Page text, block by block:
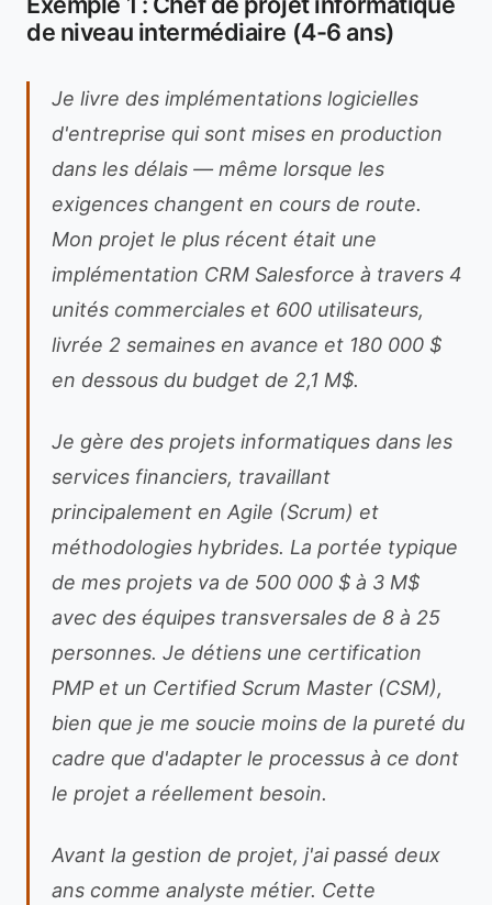
de niveau intermédiaire (4-6 ans)
Je livre des implémentations logicielles
d'entreprise qui sont mises en production
dans les délais — même lorsque les
exigences changent en cours de route.
Mon projet le plus récent était une
implémentation CRM Salesforce à travers 4
unités commerciales et 600 utilisateurs,
livrée 2 semaines en avance et 180 000 $
en dessous du budget de 2,1 M$.
Je gère des projets informatiques dans les
services financiers, travaillant
principalement en Agile (Scrum) et
méthodologies hybrides. La portée typique
de mes projets va de 500 000 $ à 3 M$
avec des équipes transversales de 8 à 25
personnes. Je détiens une certification
PMP et un Certified Scrum Master (CSM),
bien que je me soucie moins de la pureté du
cadre que d'adapter le processus à ce dont
le projet a réellement besoin.
Avant la gestion de projet, j'ai passé deux
ans comme analyste métier. Cette